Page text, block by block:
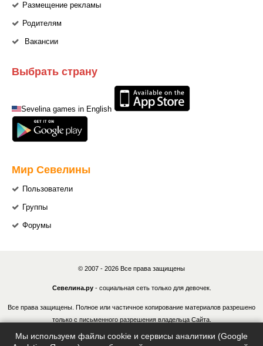
Размещение рекламы
Родителям
Вакансии
Выбрать страну
Sevelina games in English
Мир Севелины
Пользователи
Группы
Форумы
© 2007 - 2026 Все права защищены
Севелина.ру- социальная сеть только для девочек.
Все права защищены. Полное или частичное копирование материалов разрешено
только с письменного разрешения владельца Сайта.
В случае обнаружения нарушений, виновные лица могут быть привлечены к
Мы используем файлы cookie и сервисы аналитики (Google